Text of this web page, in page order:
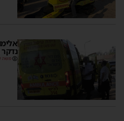
נדקר
משה